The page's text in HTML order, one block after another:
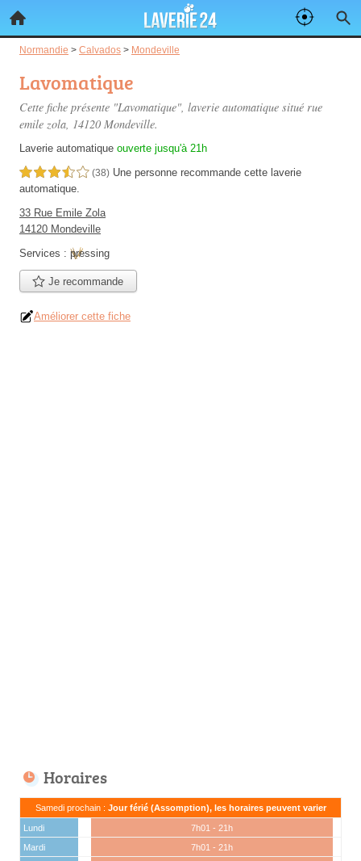
Normandie > Calvados > Mondeville
Lavomatique
Cette fiche présente "Lavomatique", laverie automatique situé rue
emile zola, 14120 Mondeville.
Laverie automatique ouverte jusqu'à 21h
3,5 étoiles sur 5 (38) Une personne recommande cette laverie
automatique.
33 Rue Emile Zola
14120 Mondeville
Services : pressing
Je recommande
Améliorer cette fiche
Horaires
Samedi prochain : Jour férié (Assomption), les horaires peuvent varier
Lundi
7h01 - 21h
Mardi
7h01 - 21h